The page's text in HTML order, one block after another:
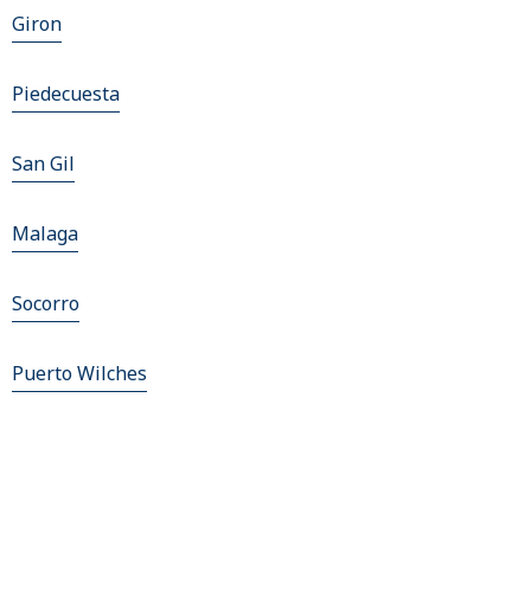
Giron
Piedecuesta
San Gil
Malaga
Socorro
Puerto Wilches